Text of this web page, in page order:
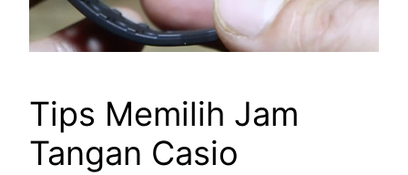
Tips Memilih Jam
Tangan Casio